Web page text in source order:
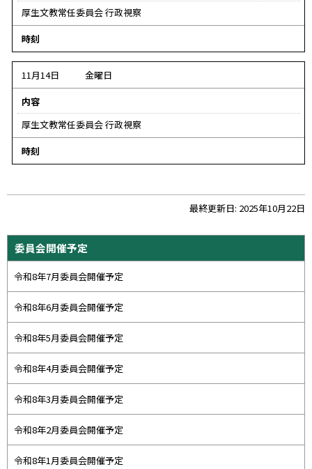
厚生文教常任委員会 行政視察
時刻
ー
タ
な
11月14日
金曜日
内容
厚生文教常任委員会 行政視察
時刻
ー
プ
に
戻
最終更新日: 2025年10月22日
サ
イ
ド
メ
ニ
ュ
ー
委員会開催予定
令和8年7月委員会開催予定
令和8年6月委員会開催予定
令和8年5月委員会開催予定
令和8年4月委員会開催予定
令和8年3月委員会開催予定
令和8年2月委員会開催予定
令和8年1月委員会開催予定